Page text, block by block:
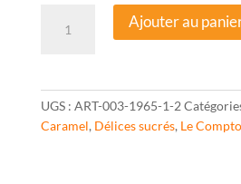
noisette
-
80
Ajouter au
UGS : ART-003-1965-1-2
Caramel, Délices sucrés, Le